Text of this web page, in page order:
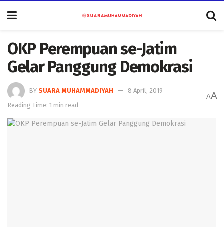
OKP Perempuan se-Jatim
Gelar Panggung Demokrasi
BY SUARA MUHAMMADIYAH
8 April, 2019
Reading Time: 1 min read
AA